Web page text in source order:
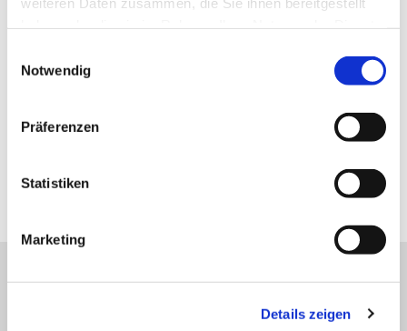
Notwendig
Präferenzen
Statistiken
Marketing
Details zeigen
Shuntzentrum